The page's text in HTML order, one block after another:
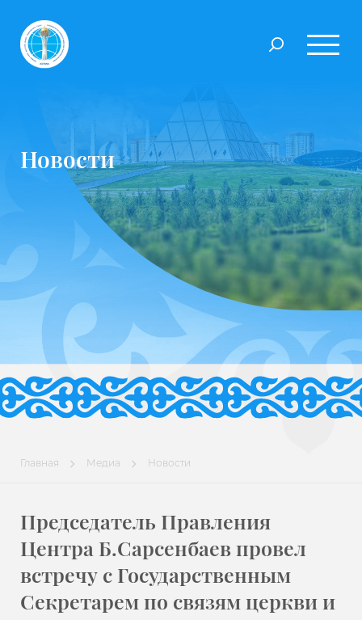
Новости
Главная Медиа Новости
Председатель Правления
Центра Б.Сарсенбаев провел
встречу с Государственным
Секретарем по связям церкви и